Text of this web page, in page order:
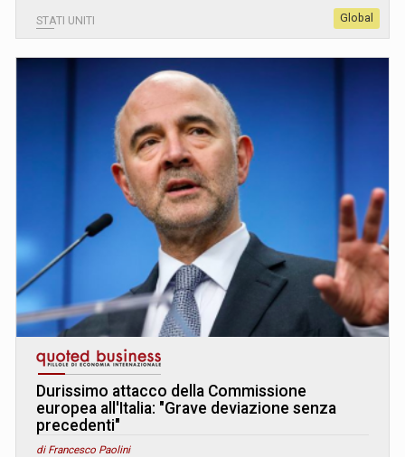
STATI UNITI Global
Durissimo attacco della Commissione
europea all'Italia: "Grave deviazione senza
precedenti"
di Francesco Paolini